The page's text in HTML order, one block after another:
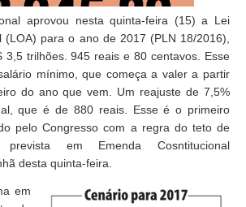
aprovou nesta quinta-feira (15) a Lei
(LOA) para o ano de 2017 (PLN 18/2016),
3,5 trilhões. 945 reais e 80 centavos. Esse
mínimo, que começa a valer a partir
do ano que vem. Um reajuste de 7,5%
que é de 880 reais. Esse é o primeiro
pelo Congresso com a regra do teto de
prevista em Emenda Cosntitucional
desta quinta-feira.
em